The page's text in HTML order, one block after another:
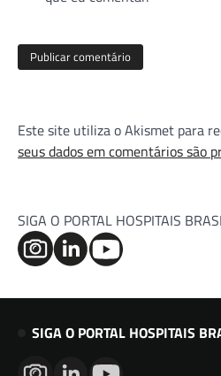
Este site utiliza o Akismet para
seus dados em comentários são
SIGA O PORTAL HOSPITAIS
SIGA O PORTAL HOSPITAIS